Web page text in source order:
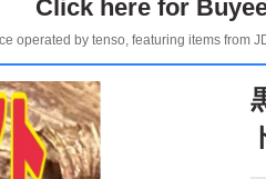
Click here for
operated by tenso, featuring items from